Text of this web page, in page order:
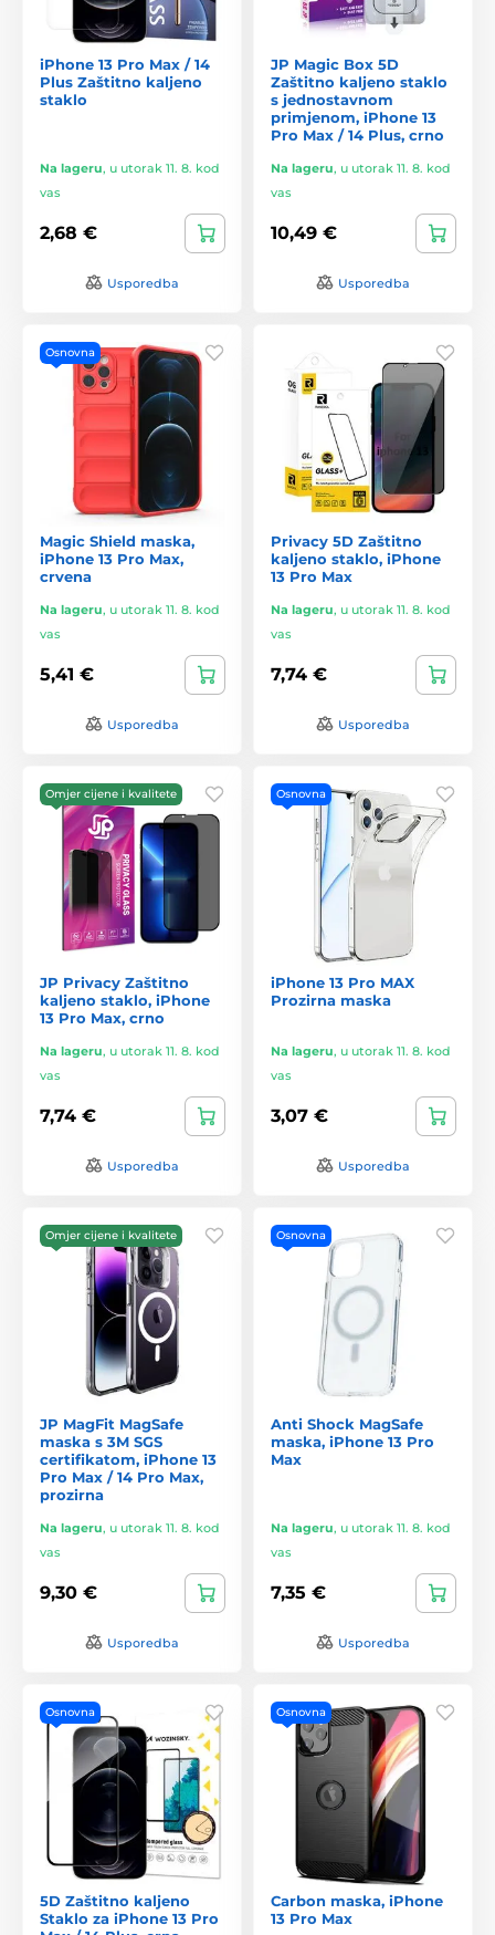
iPhone 13 Pro Max / 14
Plus Zaštitno kaljeno
staklo
Na lageru, u utorak 11. 8. kod
vas
2,68 €
Usporedba
JP Magic Box 5D
Zaštitno kaljeno staklo
s jednostavnom
primjenom, iPhone 13
Pro Max / 14 Plus, crno
Na lageru, u utorak 11. 8. kod
vas
10,49 €
Usporedba
Osnovna
Magic Shield maska,
iPhone 13 Pro Max,
crvena
Na lageru, u utorak 11. 8. kod
vas
5,41 €
Usporedba
Privacy 5D Zaštitno
kaljeno staklo, iPhone
13 Pro Max
Na lageru, u utorak 11. 8. kod
vas
7,74 €
Usporedba
Omjer cijene i kvalitete
JP Privacy Zaštitno
kaljeno staklo, iPhone
13 Pro Max, crno
Na lageru, u utorak 11. 8. kod
vas
7,74 €
Usporedba
Osnovna
iPhone 13 Pro MAX
Prozirna maska
Na lageru, u utorak 11. 8. kod
vas
3,07 €
Usporedba
Omjer cijene i kvalitete
JP MagFit MagSafe
maska s 3M SGS
certifikatom, iPhone 13
Pro Max / 14 Pro Max,
prozirna
Na lageru, u utorak 11. 8. kod
vas
9,30 €
Usporedba
Osnovna
Anti Shock MagSafe
maska, iPhone 13 Pro
Max
Na lageru, u utorak 11. 8. kod
vas
7,35 €
Usporedba
Osnovna
5D Zaštitno kaljeno
Staklo za iPhone 13 Pro
Osnovna
Carbon maska, iPhone
13 Pro Max